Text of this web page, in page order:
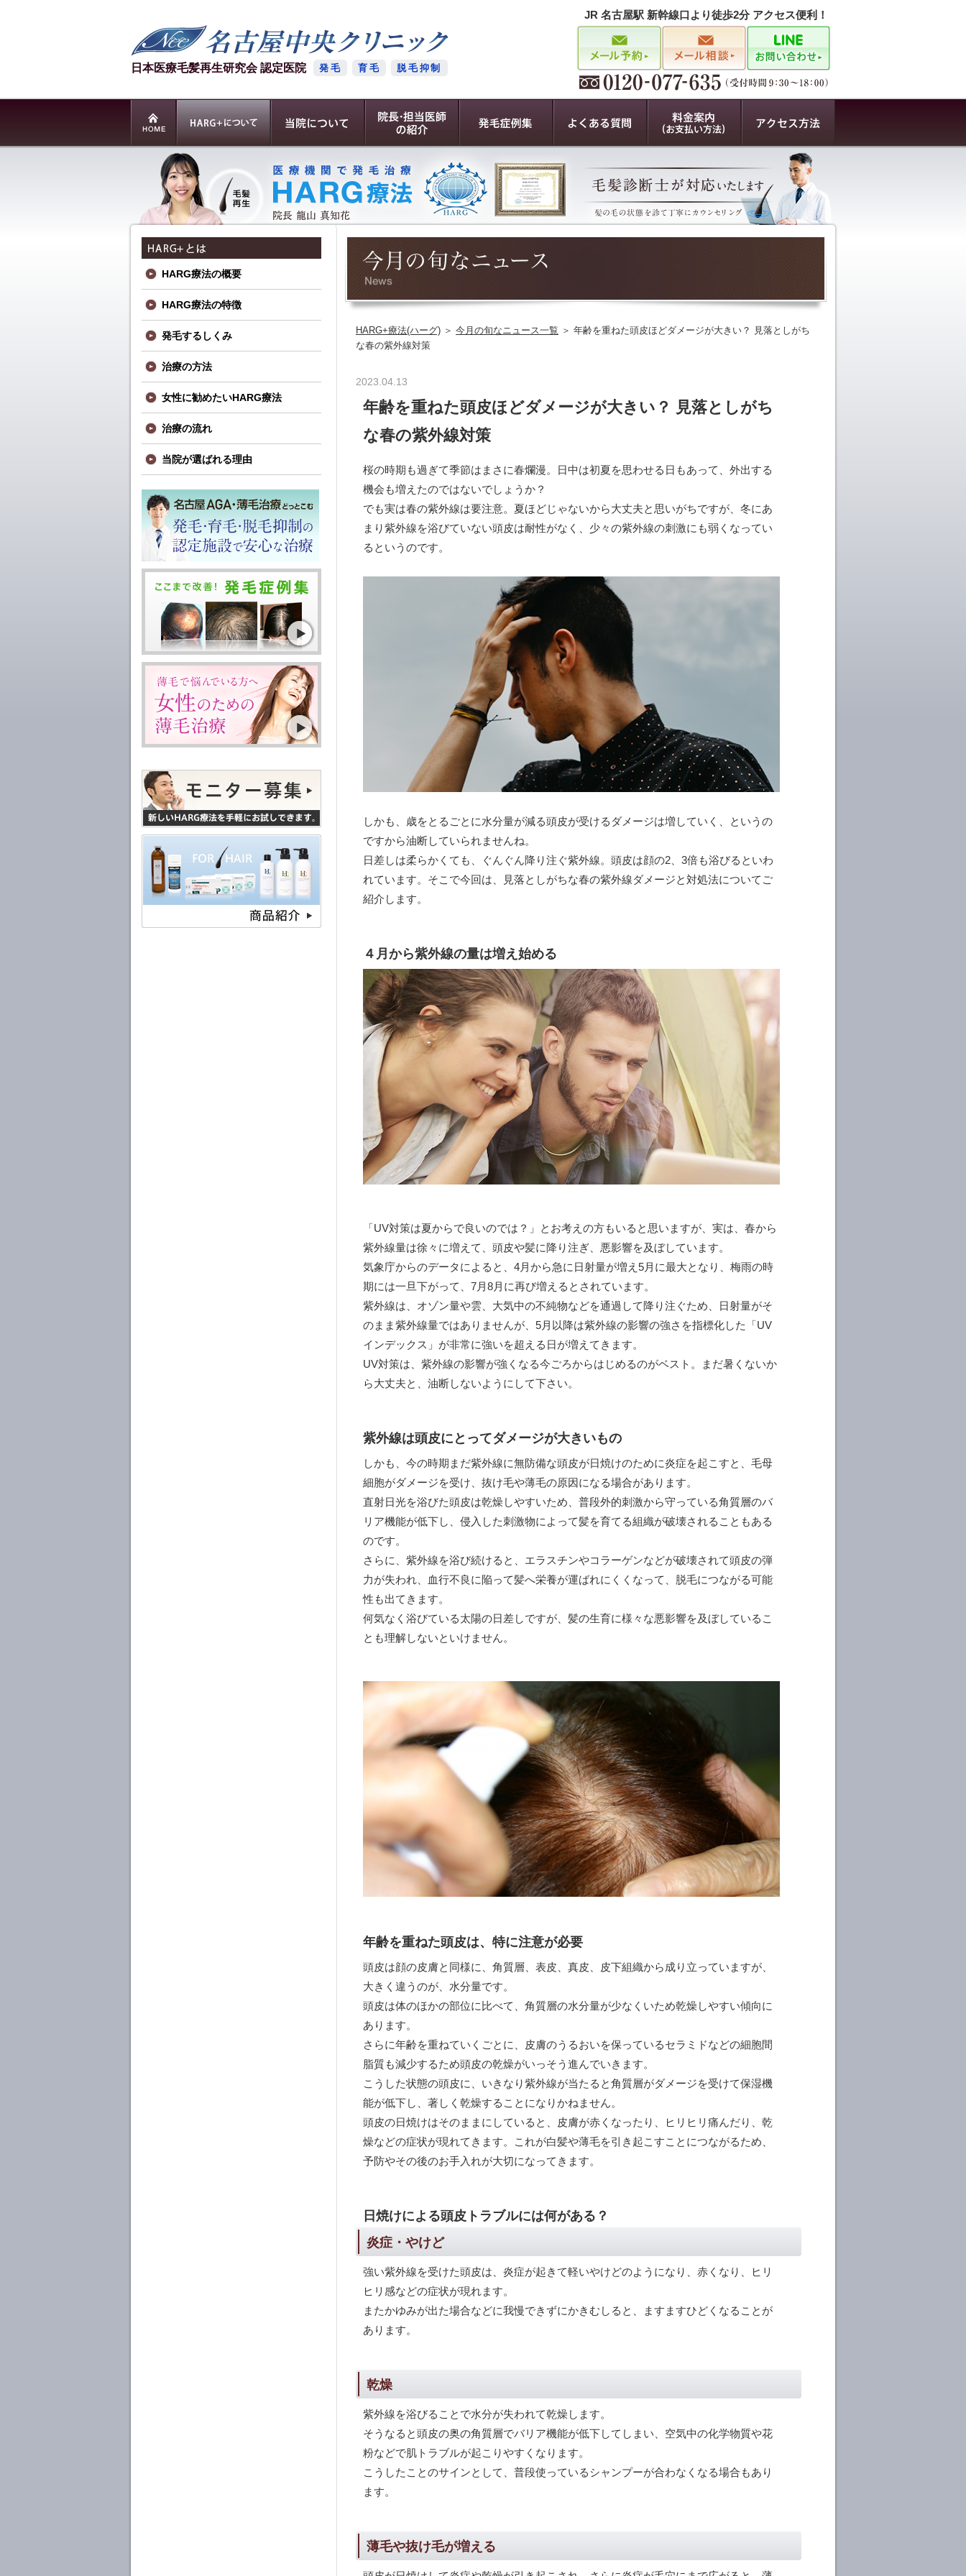
日本医療毛髪再生研究会 認定医院 発毛 育毛 脱毛抑制
JR 名古屋駅 新幹線口より徒歩2分 アクセス便利！
HARG+療法(ハーグ) ＞ 今月の旬なニュース一覧 ＞ 年齢を重ねた頭皮ほどダメージが大きい？ 見落としがち
な春の紫外線対策
2023.04.13
年齢を重ねた頭皮ほどダメージが大きい？ 見落としがち
な春の紫外線対策
桜の時期も過ぎて季節はまさに春爛漫。日中は初夏を思わせる日もあって、外出する
機会も増えたのではないでしょうか？
でも実は春の紫外線は要注意。夏ほどじゃないから大丈夫と思いがちですが、冬にあ
まり紫外線を浴びていない頭皮は耐性がなく、少々の紫外線の刺激にも弱くなってい
るというのです。
しかも、歳をとるごとに水分量が減る頭皮が受けるダメージは増していく、というの
ですから油断していられませんね。
日差しは柔らかくても、ぐんぐん降り注ぐ紫外線。頭皮は顔の2、3倍も浴びるといわ
れています。そこで今回は、見落としがちな春の紫外線ダメージと対処法についてご
紹介します。
４月から紫外線の量は増え始める
「UV対策は夏からで良いのでは？」とお考えの方もいると思いますが、実は、春から
紫外線量は徐々に増えて、頭皮や髪に降り注ぎ、悪影響を及ぼしています。
気象庁からのデータによると、4月から急に日射量が増え5月に最大となり、梅雨の時
期には一旦下がって、7月8月に再び増えるとされています。
紫外線は、オゾン量や雲、大気中の不純物などを通過して降り注ぐため、日射量がそ
のまま紫外線量ではありませんが、5月以降は紫外線の影響の強さを指標化した「UV
インデックス」が非常に強いを超える日が増えてきます。
UV対策は、紫外線の影響が強くなる今ごろからはじめるのがベスト。まだ暑くないか
ら大丈夫と、油断しないようにして下さい。
紫外線は頭皮にとってダメージが大きいもの
しかも、今の時期まだ紫外線に無防備な頭皮が日焼けのために炎症を起こすと、毛母
細胞がダメージを受け、抜け毛や薄毛の原因になる場合があります。
直射日光を浴びた頭皮は乾燥しやすいため、普段外的刺激から守っている角質層のバ
リア機能が低下し、侵入した刺激物によって髪を育てる組織が破壊されることもある
のです。
さらに、紫外線を浴び続けると、エラスチンやコラーゲンなどが破壊されて頭皮の弾
力が失われ、血行不良に陥って髪へ栄養が運ばれにくくなって、脱毛につながる可能
性も出てきます。
何気なく浴びている太陽の日差しですが、髪の生育に様々な悪影響を及ぼしているこ
とも理解しないといけません。
年齢を重ねた頭皮は、特に注意が必要
頭皮は顔の皮膚と同様に、角質層、表皮、真皮、皮下組織から成り立っていますが、
大きく違うのが、水分量です。
頭皮は体のほかの部位に比べて、角質層の水分量が少なくいため乾燥しやすい傾向に
あります。
さらに年齢を重ねていくごとに、皮膚のうるおいを保っているセラミドなどの細胞間
脂質も減少するため頭皮の乾燥がいっそう進んでいきます。
こうした状態の頭皮に、いきなり紫外線が当たると角質層がダメージを受けて保湿機
能が低下し、著しく乾燥することになりかねません。
頭皮の日焼けはそのままにしていると、皮膚が赤くなったり、ヒリヒリ痛んだり、乾
燥などの症状が現れてきます。これが白髪や薄毛を引き起こすことにつながるため、
予防やその後のお手入れが大切になってきます。
日焼けによる頭皮トラブルには何がある？
炎症・やけど
強い紫外線を受けた頭皮は、炎症が起きて軽いやけどのようになり、赤くなり、ヒリ
ヒリ感などの症状が現れます。
またかゆみが出た場合などに我慢できずにかきむしると、ますますひどくなることが
あります。
乾燥
紫外線を浴びることで水分が失われて乾燥します。
そうなると頭皮の奥の角質層でバリア機能が低下してしまい、空気中の化学物質や花
粉などで肌トラブルが起こりやすくなります。
こうしたことのサインとして、普段使っているシャンプーが合わなくなる場合もあり
ます。
薄毛や抜け毛が増える
HARG療法の概要
HARG療法の特徴
発毛するしくみ
治療の方法
女性に勧めたいHARG療法
治療の流れ
当院が選ばれる理由